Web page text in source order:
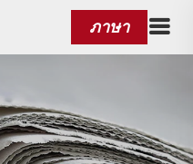
ภาษา